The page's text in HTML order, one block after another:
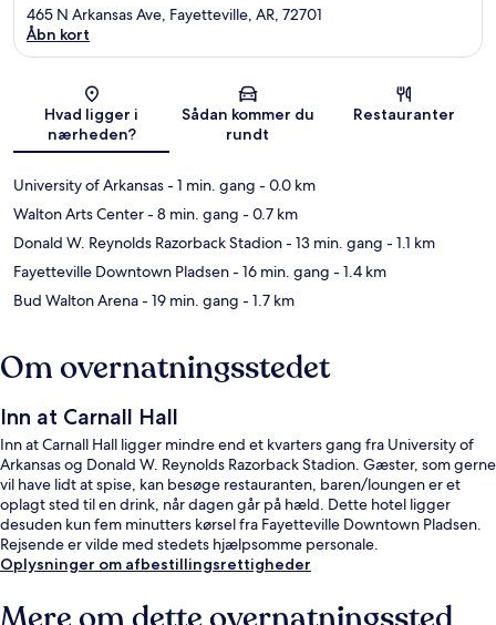
Kort
465 N Arkansas Ave, Fayetteville, AR, 72701
Åbn kort
Hvad ligger i
nærheden?
Sådan kommer du
rundt
Restauranter
University of Arkansas- 1 min. gang - 0.0 km
Walton Arts Center- 8 min. gang - 0.7 km
Donald W. Reynolds Razorback Stadion- 13 min. gang - 1.1 km
Fayetteville Downtown Pladsen- 16 min. gang - 1.4 km
Bud Walton Arena- 19 min. gang - 1.7 km
Om overnatningsstedet
Inn at Carnall Hall
Inn at Carnall Hall ligger mindre end et kvarters gang fra University of
Arkansas og Donald W. Reynolds Razorback Stadion. Gæster, som gerne
vil have lidt at spise, kan besøge restauranten, baren/loungen er et
oplagt sted til en drink, når dagen går på hæld. Dette hotel ligger
desuden kun fem minutters kørsel fra Fayetteville Downtown Pladsen.
Rejsende er vilde med stedets hjælpsomme personale.
Oplysninger om afbestillingsrettigheder